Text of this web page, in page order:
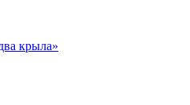
крыла»